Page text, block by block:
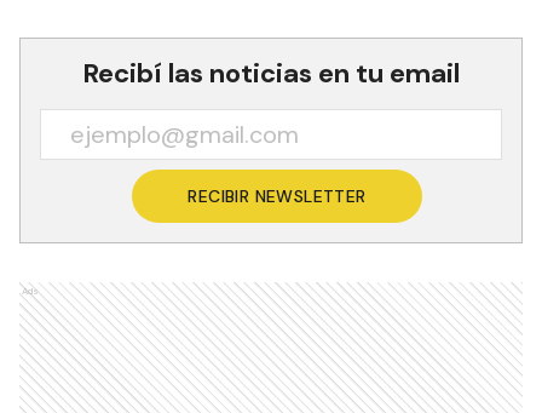
Recibí las noticias en tu email
RECIBIR NEWSLETTER
Ads